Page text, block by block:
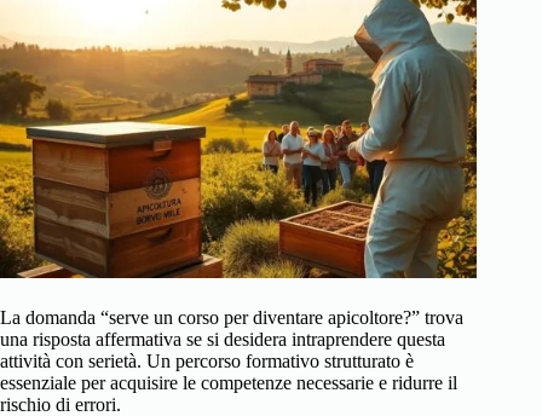
La domanda “serve un corso per diventare apicoltore?” trova
una risposta affermativa se si desidera intraprendere questa
attività con serietà. Un percorso formativo strutturato è
essenziale per acquisire le competenze necessarie e ridurre il
rischio di errori.